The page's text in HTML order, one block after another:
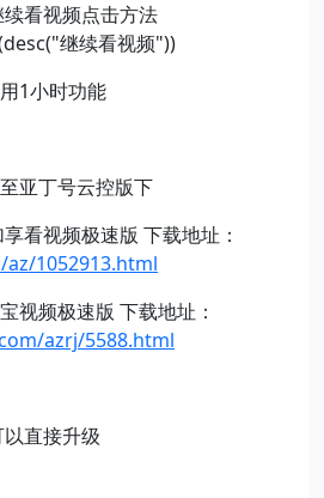
看视频点击方法
继续看视频"))
1小时功能
亚丁号云控版下
看视频极速版 下载地址：
1052913.html
视频极速版 下载地址：
azrj/5588.html
直接升级